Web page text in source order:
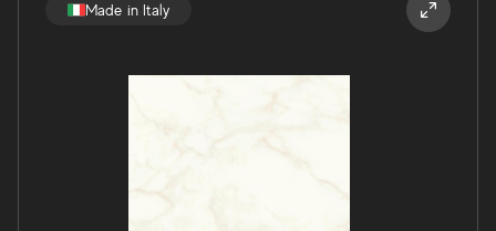
Made in Italy